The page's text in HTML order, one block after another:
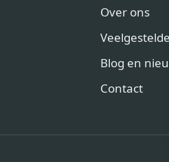
Over ons
Blog en
Contact